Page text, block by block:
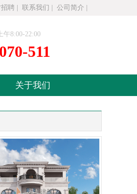
招聘 联系我们 公司简介
午8:00-22:00
511
关于我们